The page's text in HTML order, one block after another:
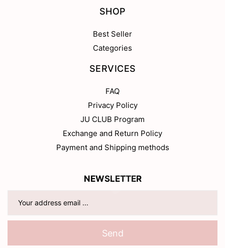
SHOP
Best Seller
Categories
SERVICES
FAQ
Privacy Policy
JU CLUB Program
Exchange and Return Policy
Payment and Shipping methods
NEWSLETTER
Send